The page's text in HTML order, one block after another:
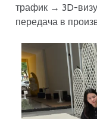
трафик → 3D-
передача в